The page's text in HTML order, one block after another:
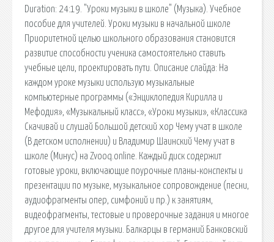
Duration: 24:19. "Уроки музыки в школе" (Музыка). Учебное
пособие для учителей. Уроки музыки в начальной школе
Приоритетной целью школьного образования становится
развитие способности ученика самостоятельно ставить
учебные цели, проектировать пути. Описание слайда: На
каждом уроке музыки использую музыкальные
компьютерные программы («Энциклопедия Кирилла и
Мефодия», «Музыкальный класс», «Уроки музыки», «Классика
Скачивай и слушай Большой детский хор Чему учат в школе
(В детском исполнении) и Владимир Шаинский Чему учат в
школе (Минус) на Zvooq.online. Каждый диск содержит
готовые уроки, включающие поурочные планы-конспекты и
презентации по музыке, музыкальное сопровождение (песни,
аудиофрагменты опер, симфоний и пр.) к занятиям,
видеофрагменты, тестовые и проверочные задания и многое
другое для учителя музыки. Балкарцы в германий Банковский